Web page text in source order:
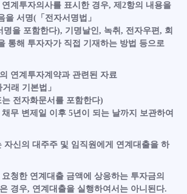
계투자의사를 표시한 경우, 제2항의 내용을
을 서명(「전자서명법」
명을 포함한다), 기명날인, 녹취, 전자우편, 회
통해 투자자가 직접 기재하는 방법 등으로
연계투자계약과 관련된 자료
래 기본법」
전자화문서를 포함한다)
무 변제일 이후 5년이 되는 날까지 보관하여
신의 대주주 및 임직원에게 연계대출을 하
청한 연계대출 금액에 상응하는 투자금의
경우, 연계대출을 실행하여서는 아니된다.